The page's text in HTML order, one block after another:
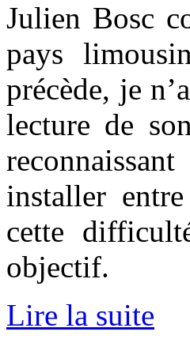
Julien Bosc
pays
précède, je
lecture de
installer
cette
objectif.
Lire la suite